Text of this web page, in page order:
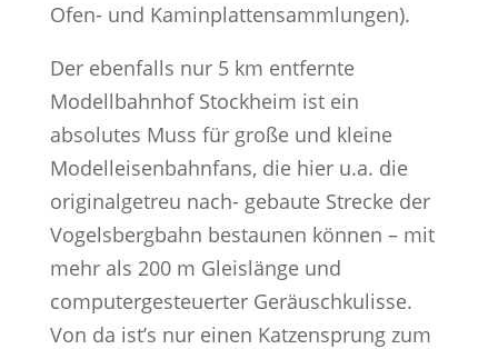
Ofen- und Kaminplattensammlungen).
Der ebenfalls nur 5 km entfernte
Modellbahnhof Stockheim ist ein
absolutes Muss für große und kleine
Modelleisenbahnfans, die hier u.a. die
originalgetreu nach- gebaute Strecke der
Vogelsbergbahn bestaunen können – mit
mehr als 200 m Gleislänge und
computergesteuerter Geräuschkulisse.
Von da ist’s nur einen Katzensprung zum